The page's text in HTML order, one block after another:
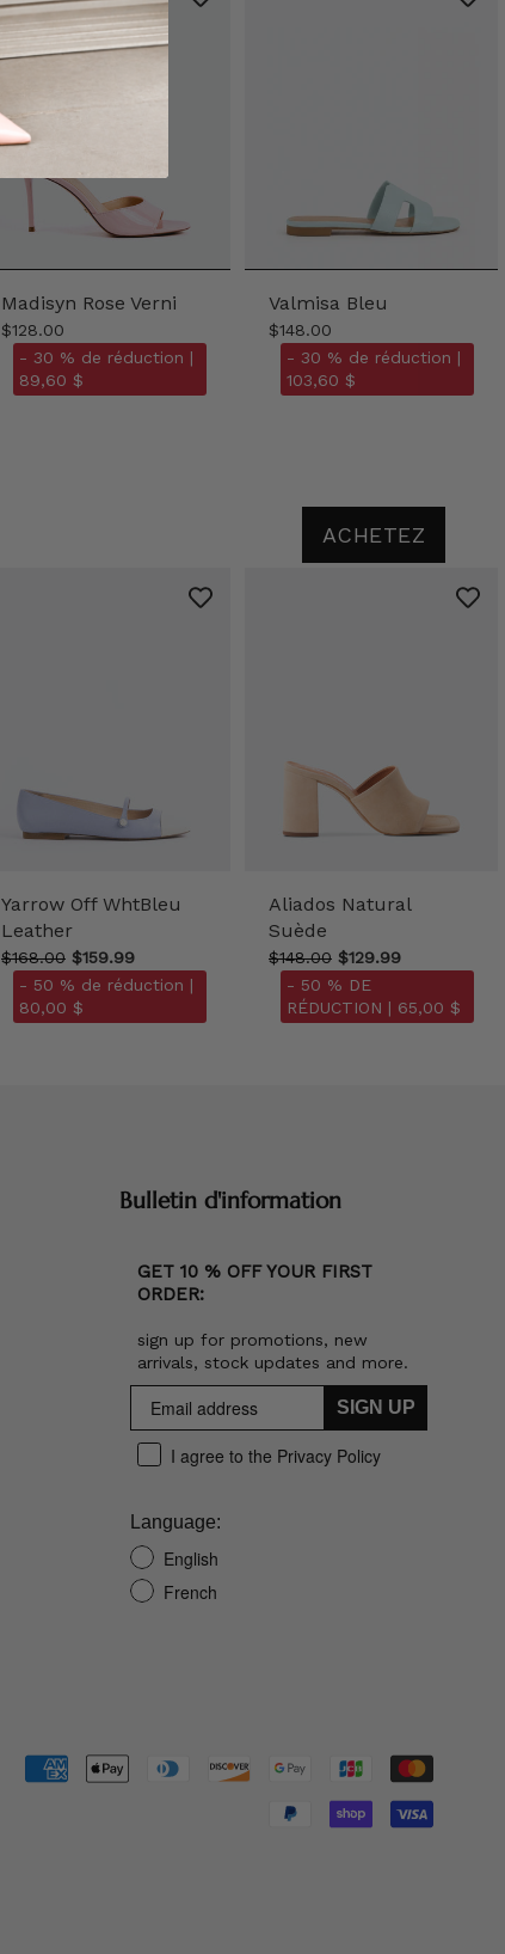
Madisyn Rose Verni
$128.00
- 30 % de réduction |
89,60 $
Valmisa Bleu
$148.00
- 30 % de réduction |
103,60 $
ACHETEZ
Yarrow Off WhtBleu
Leather
$168.00 $159.99
- 50 % de réduction |
80,00 $
Aliados Natural
Suède
$148.00 $129.99
- 50 % DE
RÉDUCTION | 65,00 $
Bulletin d'information
GET 10 % OFF YOUR FIRST
ORDER:
sign up for promotions, new
arrivals, stock updates and more.
SIGN UP
I agree to the Privacy Policy
Language:
English
French